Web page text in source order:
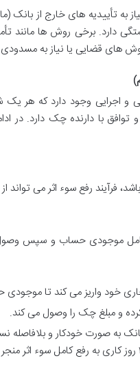
به تأییدیه های خارج از بانک
دارد. برخی روش ها
های قضایی یا نیاز به
و اجرایی وجود دارد که هر
با دارنده چک دارد. در
فرآیند رفع سوء اثر می تواند
موجودی حساب و سپس
خود واریز می کند تا
و مبلغ چک را وصول می کند.
به صورت خودکار و بلافاصله